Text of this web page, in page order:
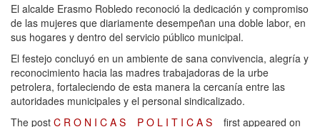
El alcalde Erasmo Robledo reconoció la dedicación y compromiso
de las mujeres que diariamente desempeñan una doble labor, en
sus hogares y dentro del servicio público municipal.
El festejo concluyó en un ambiente de sana convivencia, alegría y
reconocimiento hacia las madres trabajadoras de la urbe
petrolera, fortaleciendo de esta manera la cercanía entre las
autoridades municipales y el personal sindicalizado.
The post C R O N I C A S P O L I T I C A S
first appeared on